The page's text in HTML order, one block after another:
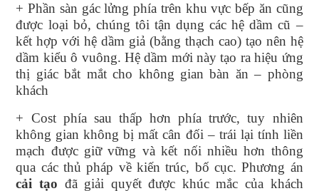
+ Phần sàn gác lửng phía trên khu vực bếp ăn cũng
được loại bỏ, chúng tôi tận dụng các hệ dầm cũ –
kết hợp với hệ dầm giả (bằng thạch cao) tạo nên hệ
dầm kiểu ô vuông. Hệ dầm mới này tạo ra hiệu ứng
thị giác bắt mắt cho không gian bàn ăn – phòng
khách
+ Cost phía sau thấp hơn phía trước, tuy nhiên
không gian không bị mất cân đối – trái lại tính liền
mạch được giữ vững và kết nối nhiều hơn thông
qua các thủ pháp về kiến trúc, bố cục. Phương án
cải tạo đã giải quyết được khúc mắc của khách